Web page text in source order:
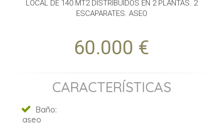
LOCAL DE 140 MT2 DISTRIBUIDOS EN 2 PLANTAS. 2
ESCAPARATES. ASEO
60.000 €
CARACTERÍSTICAS
Baño:
aseo